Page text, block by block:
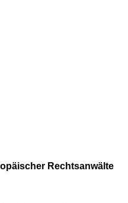
Rechtsanwälte